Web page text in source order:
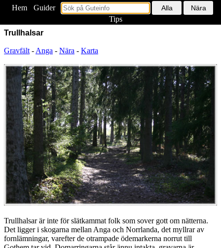
Hem
Guider
Tips
Trullhalsar
Gravfält - Anga - Nära - Karta
Trullhalsar är inte för slätkammat folk som sover gott om nätterna.
Det ligger i skogarna mellan Anga och Norrlanda, det myllrar av
fornlämningar, varefter de otrampade ödemarkerna norrut till